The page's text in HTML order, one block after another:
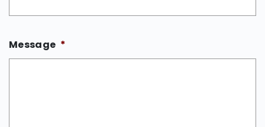
Message *